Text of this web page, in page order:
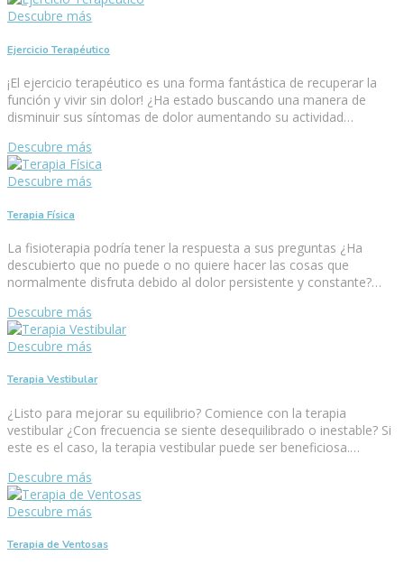
Descubre más
Ejercicio Terapéutico
¡El ejercicio terapéutico es una forma fantástica de recuperar la
función y vivir sin dolor! ¿Ha estado buscando una manera de
disminuir sus síntomas de dolor aumentando su actividad…
Descubre más
Descubre más
Terapia Física
La fisioterapia podría tener la respuesta a sus preguntas ¿Ha
descubierto que no puede o no quiere hacer las cosas que
normalmente disfruta debido al dolor persistente y constante?…
Descubre más
Descubre más
Terapia Vestibular
¿Listo para mejorar su equilibrio? Comience con la terapia
vestibular ¿Con frecuencia se siente desequilibrado o inestable? Si
este es el caso, la terapia vestibular puede ser beneficiosa.…
Descubre más
Descubre más
Terapia de Ventosas